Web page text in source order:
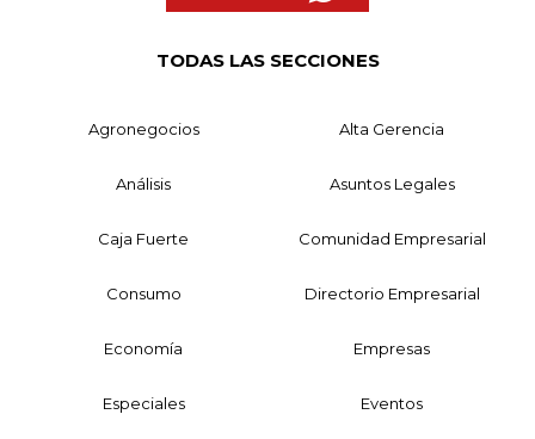
TODAS LAS SECCIONES
Agronegocios Alta Gerencia
Análisis Asuntos Legales
Caja Fuerte Comunidad Empresarial
Consumo Directorio Empresarial
Economía Empresas
Especiales Eventos